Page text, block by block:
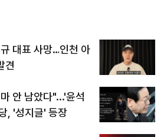
대표 사망…인천 아
견
안 남았다"...'윤석
, '성지글' 등장